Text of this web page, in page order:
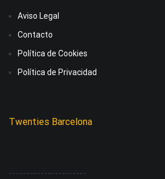
Aviso Legal
Contacto
Política de Cookies
Política de Privacidad
Twenties Barcelona
----------------------